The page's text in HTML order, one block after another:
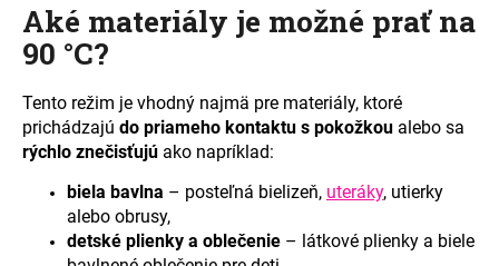
Aké materiály je možné prať na
90 °C?
Tento režim je vhodný najmä pre materiály, ktoré
prichádzajú do priameho kontaktu s pokožkou alebo sa
rýchlo znečisťujú ako napríklad:
biela bavlna – posteľná bielizeň, uteráky, utierky
alebo obrusy,
detské plienky a oblečenie – látkové plienky a biele
ú
č
m
e